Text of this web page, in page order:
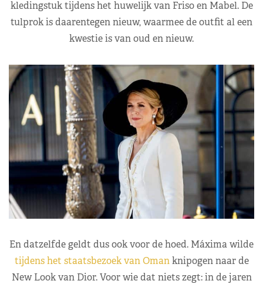
kledingstuk tijdens het huwelijk van Friso en Mabel. De
tulprok is daarentegen nieuw, waarmee de outfit al een
kwestie is van oud en nieuw.
En datzelfde geldt dus ook voor de hoed. Máxima wilde
tijdens het staatsbezoek van Omanknipogen naar de
New Look van Dior. Voor wie dat niets zegt: in de jaren